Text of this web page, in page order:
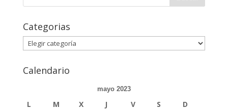
Categorias
Categorias
Calendario
mayo 2023
L M X J V S D